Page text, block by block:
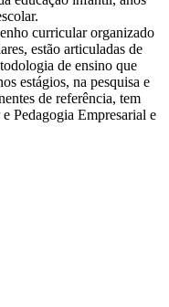
curricular organizado
estão articuladas de
de ensino que
estágios, na pesquisa e
de referência, tem
Pedagogia Empresarial e